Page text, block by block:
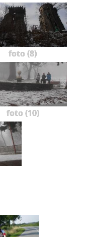
foto (8)
foto (10)